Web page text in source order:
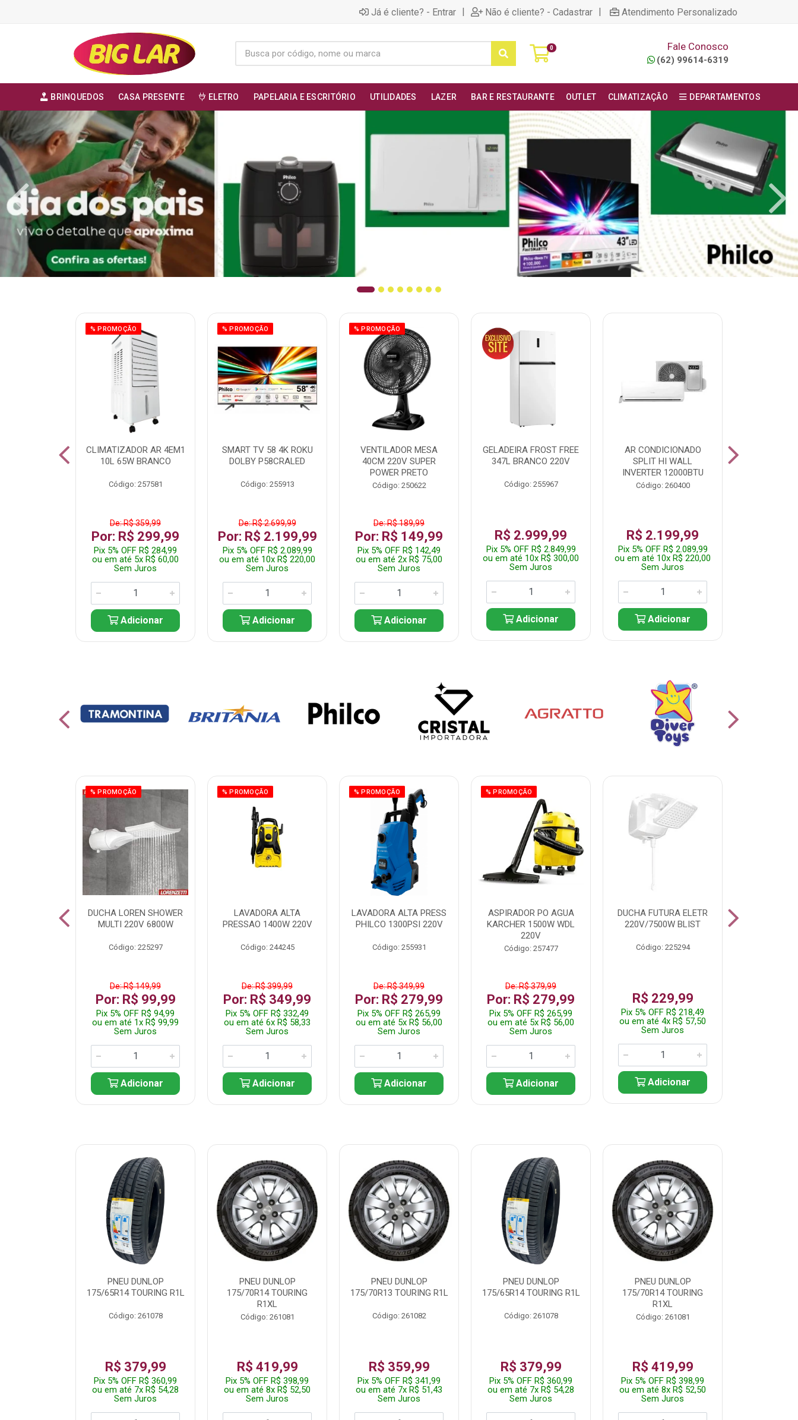
Já é cliente? - Entrar | Não é cliente? - Cadastrar | Atendimento Personalizado
0 Fale Conosco
(62) 99614-6319
BRINQUEDOS CASA PRESENTE ELETRO PAPELARIA E ESCRITÓRIO UTILIDADES LAZER BAR E RESTAURANTE OUTLET CLIMATIZAÇÃO DEPARTAMENTOS
% PROMOÇÃO
CLIMATIZADOR AR 4EM1
10L 65W BRANCO
Código: 257581
De: R$ 359,99
Por: R$ 299,99
Pix 5% OFF R$ 284,99
ou em até 5x R$ 60,00
Sem Juros
Adicionar
% PROMOÇÃO
SMART TV 58 4K ROKU
DOLBY P58CRALED
Código: 255913
De: R$ 2.699,99
Por: R$ 2.199,99
Pix 5% OFF R$ 2.089,99
ou em até 10x R$ 220,00
Sem Juros
Adicionar
% PROMOÇÃO
VENTILADOR MESA
40CM 220V SUPER
POWER PRETO
Código: 250622
De: R$ 189,99
Por: R$ 149,99
Pix 5% OFF R$ 142,49
ou em até 2x R$ 75,00
Sem Juros
Adicionar
GELADEIRA FROST FREE
347L BRANCO 220V
Código: 255967
R$ 2.999,99
Pix 5% OFF R$ 2.849,99
ou em até 10x R$ 300,00
Sem Juros
Adicionar
AR CONDICIONADO
SPLIT HI WALL
INVERTER 12000BTU
Código: 260400
R$ 2.199,99
Pix 5% OFF R$ 2.089,99
ou em até 10x R$ 220,00
Sem Juros
Adicionar
% PROMOÇÃO
DUCHA LOREN SHOWER
MULTI 220V 6800W
Código: 225297
De: R$ 149,99
Por: R$ 99,99
Pix 5% OFF R$ 94,99
ou em até 1x R$ 99,99
Sem Juros
Adicionar
% PROMOÇÃO
LAVADORA ALTA
PRESSAO 1400W 220V
Código: 244245
De: R$ 399,99
Por: R$ 349,99
Pix 5% OFF R$ 332,49
ou em até 6x R$ 58,33
Sem Juros
Adicionar
% PROMOÇÃO
LAVADORA ALTA PRESS
PHILCO 1300PSI 220V
Código: 255931
De: R$ 349,99
Por: R$ 279,99
Pix 5% OFF R$ 265,99
ou em até 5x R$ 56,00
Sem Juros
Adicionar
% PROMOÇÃO
ASPIRADOR PO AGUA
KARCHER 1500W WDL
220V
Código: 257477
De: R$ 379,99
Por: R$ 279,99
Pix 5% OFF R$ 265,99
ou em até 5x R$ 56,00
Sem Juros
Adicionar
DUCHA FUTURA ELETR
220V/7500W BLIST
Código: 225294
R$ 229,99
Pix 5% OFF R$ 218,49
ou em até 4x R$ 57,50
Sem Juros
Adicionar
PNEU DUNLOP
175/65R14 TOURING R1L
Código: 261078
R$ 379,99
Pix 5% OFF R$ 360,99
ou em até 7x R$ 54,28
Sem Juros
PNEU DUNLOP
175/70R14 TOURING
R1XL
Código: 261081
R$ 419,99
Pix 5% OFF R$ 398,99
ou em até 8x R$ 52,50
Sem Juros
PNEU DUNLOP
175/70R13 TOURING R1L
Código: 261082
R$ 359,99
Pix 5% OFF R$ 341,99
ou em até 7x R$ 51,43
Sem Juros
PNEU DUNLOP
175/65R14 TOURING R1L
Código: 261078
R$ 379,99
Pix 5% OFF R$ 360,99
ou em até 7x R$ 54,28
Sem Juros
PNEU DUNLOP
175/70R14 TOURING
R1XL
Código: 261081
R$ 419,99
Pix 5% OFF R$ 398,99
ou em até 8x R$ 52,50
Sem Juros